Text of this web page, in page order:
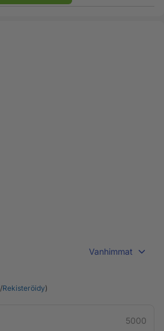
Vanhimmat
/Rekisteröidy)
5000